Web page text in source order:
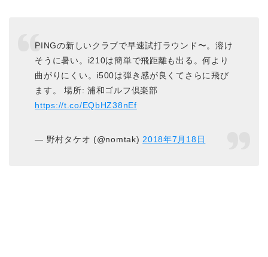
PINGの新しいクラブで早速試打ラウンド〜。溶け
そうに暑い。i210は簡単で飛距離も出る。何より
曲がりにくい。i500は弾き感が良くてさらに飛び
ます。 場所: 浦和ゴルフ倶楽部
https://t.co/EQbHZ38nEf
— 野村タケオ (@nomtak) 2018年7月18日